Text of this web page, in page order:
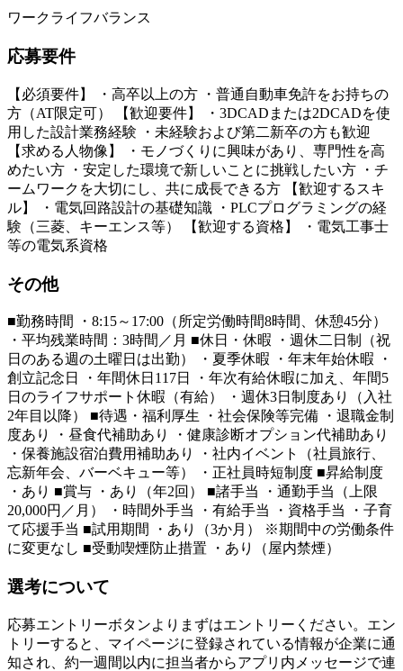
ワークライフバランス
応募要件
【必須要件】 ・高卒以上の方 ・普通自動車免許をお持ちの
方（AT限定可） 【歓迎要件】 ・3DCADまたは2DCADを使
用した設計業務経験 ・未経験および第二新卒の方も歓迎
【求める人物像】 ・モノづくりに興味があり、専門性を高
めたい方 ・安定した環境で新しいことに挑戦したい方 ・チ
ームワークを大切にし、共に成長できる方 【歓迎するスキ
ル】 ・電気回路設計の基礎知識 ・PLCプログラミングの経
験（三菱、キーエンス等） 【歓迎する資格】 ・電気工事士
等の電気系資格
その他
■勤務時間 ・8:15～17:00（所定労働時間8時間、休憩45分）
・平均残業時間：3時間／月 ■休日・休暇 ・週休二日制（祝
日のある週の土曜日は出勤） ・夏季休暇 ・年末年始休暇 ・
創立記念日 ・年間休日117日 ・年次有給休暇に加え、年間5
日のライフサポート休暇（有給） ・週休3日制度あり（入社
2年目以降） ■待遇・福利厚生 ・社会保険等完備 ・退職金制
度あり ・昼食代補助あり ・健康診断オプション代補助あり
・保養施設宿泊費用補助あり ・社内イベント（社員旅行、
忘新年会、バーベキュー等） ・正社員時短制度 ■昇給制度
・あり ■賞与 ・あり（年2回） ■諸手当 ・通勤手当（上限
20,000円／月） ・時間外手当 ・有給手当 ・資格手当 ・子育
て応援手当 ■試用期間 ・あり（3か月） ※期間中の労働条件
に変更なし ■受動喫煙防止措置 ・あり（屋内禁煙）
選考について
応募エントリーボタンよりまずはエントリーください。エン
トリーすると、マイページに登録されている情報が企業に通
知され、約一週間以内に担当者からアプリ内メッセージで連